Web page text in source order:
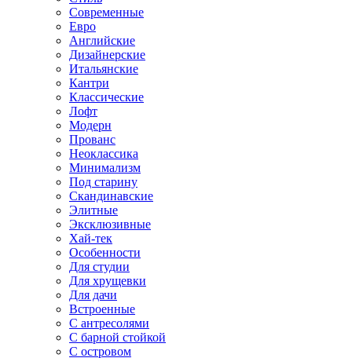
Современные
Евро
Английские
Дизайнерские
Итальянские
Кантри
Классические
Лофт
Модерн
Прованс
Неоклассика
Минимализм
Под старину
Скандинавские
Элитные
Эксклюзивные
Хай-тек
Особенности
Для студии
Для хрущевки
Для дачи
Встроенные
С антресолями
С барной стойкой
С островом